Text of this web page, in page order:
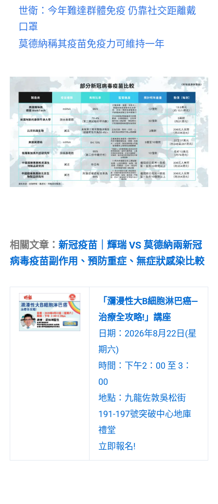
世衛：今年難達群體免疫 仍靠社交距離戴
口罩
莫德納稱其疫苗免疫力可維持一年
相關文章： 新冠疫苗｜輝瑞 VS 莫德納兩新冠
病毒疫苗副作用、預防重症、無症狀感染比較
「瀰漫性大B細胞淋巴癌—
治療全攻略!」講座
日期：2026年8月22日(星
期六)
時間：下午2：00 至 3：
00
地點：九龍佐敦吳松街
191-197號突破中心地庫
禮堂
立即報名!